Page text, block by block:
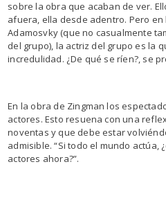
sobre la obra que acaban de ver.
afuera, ella desde adentro. Pero
Adamosvky (que no casualmente
del grupo), la actriz del grupo es la
incredulidad. ¿De qué se ríen?, se
En la obra de Zingman los
actores. Esto resuena con una
noventas y que debe estar
admisible. “Si todo el mundo actúa,
actores ahora?”.